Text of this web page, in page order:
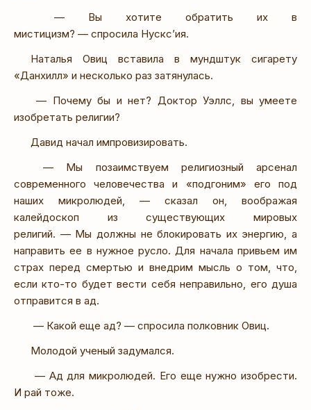
— Вы хотите обратить их в
мистицизм? — спросила Нускс’ия.
Наталья Овиц вставила в мундштук сигарету
«Данхилл» и несколько раз затянулась.
— Почему бы и нет? Доктор Уэллс, вы умеете
изобретать религии?
Давид начал импровизировать.
— Мы позаимствуем религиозный арсенал
современного человечества и «подгоним» его под
наших микролюдей, — сказал он, воображая
калейдоскоп из существующих мировых
религий. — Мы должны не блокировать их энергию, а
направить ее в нужное русло. Для начала привьем им
страх перед смертью и внедрим мысль о том, что,
если кто-то будет вести себя неправильно, его душа
отправится в ад.
— Какой еще ад? — спросила полковник Овиц.
Молодой ученый задумался.
— Ад для микролюдей. Его еще нужно изобрести.
И рай тоже.